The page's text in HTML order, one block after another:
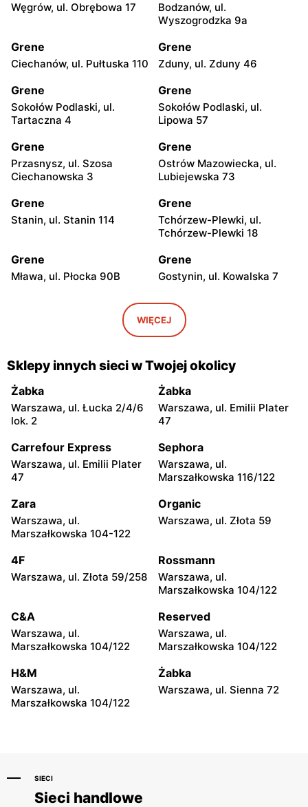
Węgrów, ul. Obrębowa 17
Bodzanów, ul.
Wyszogrodzka 9a
Grene
Ciechanów, ul. Pułtuska 110
Grene
Zduny, ul. Zduny 46
Grene
Sokołów Podlaski, ul.
Tartaczna 4
Grene
Sokołów Podlaski, ul.
Lipowa 57
Grene
Przasnysz, ul. Szosa
Ciechanowska 3
Grene
Ostrów Mazowiecka, ul.
Lubiejewska 73
Grene
Stanin, ul. Stanin 114
Grene
Tchórzew-Plewki, ul.
Tchórzew-Plewki 18
Grene
Mława, ul. Płocka 90B
Grene
Gostynin, ul. Kowalska 7
Śniadowo, ul. Kościelna 10
Grene
Ciechanowiec, ul. Wojska
Polskiego 21
Grene
Sierpc, ul. Piastowska 71b
Grene
Zambrów, ul. Mazowiecka
55
Grene
A
Grene
Międzyrzecka 96
Grene Grene
Grene
Szepietowo, ul. Włosty-
Grene
Grene Grene
Lipsko, ul. Spacerowa 14A
Grene
Siemiatycze, ul. Tadeusza
Grene
Piotrków Trybunalski, ul.
Grene
Myszyniec, ul. Kolejowa 63
Grene
WIĘCEJ
Sklepy innych sieci w Twojej okolicy
Żabka
Warszawa, ul. Łucka 2/4/6
lok. 2
Żabka
Warszawa, ul. Emilii Plater
47
Carrefour Express
Warszawa, ul. Emilii Plater
47
Sephora
Warszawa, ul.
Marszałkowska 116/122
Zara
Warszawa, ul.
Marszałkowska 104-122
Organic
Warszawa, ul. Złota 59
4F
Warszawa, ul. Złota 59/258
Rossmann
Warszawa, ul.
Marszałkowska 104/122
C&A
Warszawa, ul.
Marszałkowska 104/122
Reserved
Warszawa, ul.
Marszałkowska 104/122
H&M
Warszawa, ul.
Marszałkowska 104/122
Żabka
Warszawa, ul. Sienna 72
SIECI
Sieci handlowe